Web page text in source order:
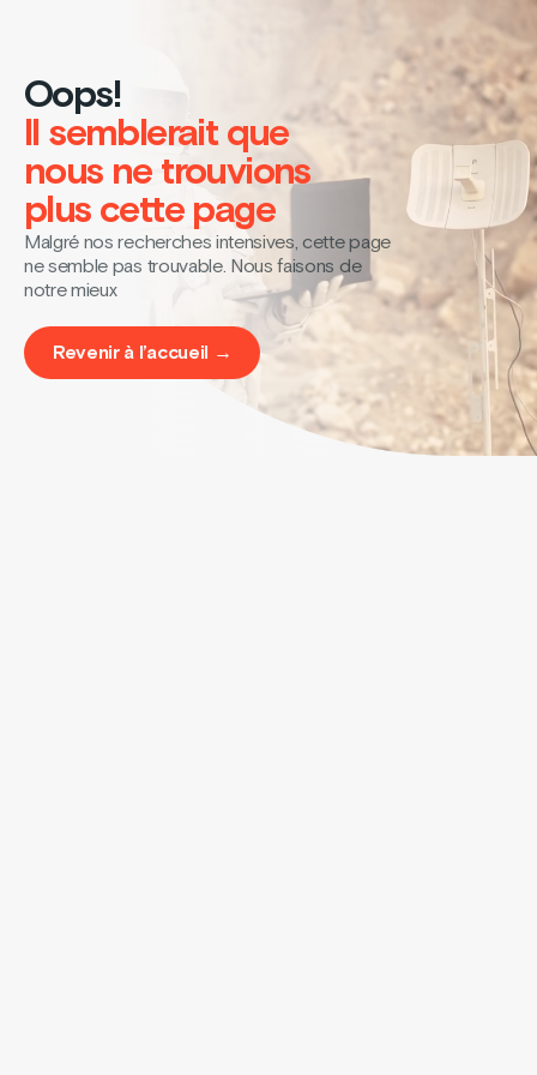
Oops!
Il semblerait que
nous ne trouvions
plus cette page
Malgré nos recherches intensives, cette page
ne semble pas trouvable. Nous faisons de
notre mieux
Revenir à l’accueil →